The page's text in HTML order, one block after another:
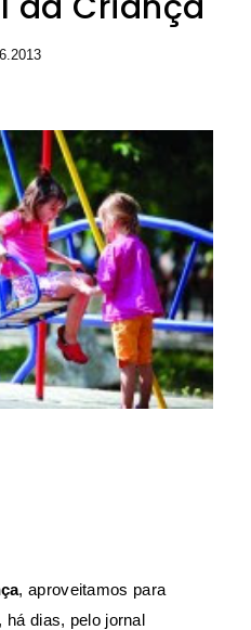
, aproveitamos para
há dias, pelo jornal